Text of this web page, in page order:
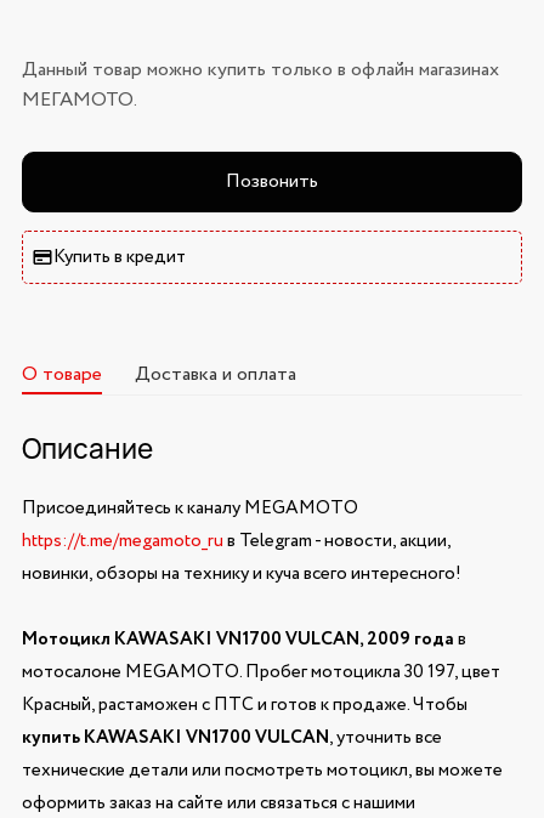
Данный товар можно купить только в офлайн магазинах
МЕГАМОТО.
Позвонить
Купить в кредит
О товаре Доставка и оплата
Описание
Присоединяйтесь к каналу MEGAMOTO
https://t.me/megamoto_ruв Telegram - новости, акции,
новинки, обзоры на технику и куча всего интересного!
Мотоцикл KAWASAKI VN1700 VULCAN, 2009 годав
мотосалоне MEGAMOTO. Пробег мотоцикла 30 197, цвет
Красный, растаможен с ПТС и готов к продаже. Чтобы
купить KAWASAKI VN1700 VULCAN, уточнить все
технические детали или посмотреть мотоцикл, вы можете
оформить заказ на сайте или связаться с нашими